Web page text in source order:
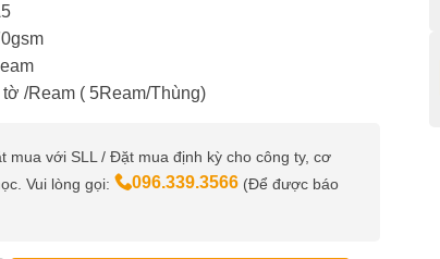
tờ /Ream ( 5Ream/Thùng)
mua với SLL / Đặt mua định kỳ cho công ty, cơ
Vui lòng gọi:
096.339.3566 (Để được báo